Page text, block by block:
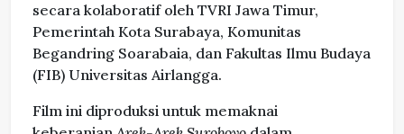
secara kolaboratif oleh TVRI Jawa Timur,
Pemerintah Kota Surabaya, Komunitas
Begandring Soarabaia, dan Fakultas Ilmu Budaya
(FIB) Universitas Airlangga.
Film ini diproduksi untuk memaknai